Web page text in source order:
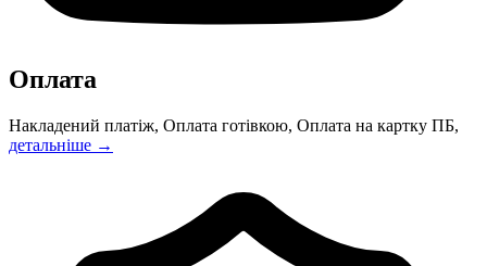
Оплата
Накладений платіж, Оплата готівкою, Оплата на картку ПБ,
детальніше →